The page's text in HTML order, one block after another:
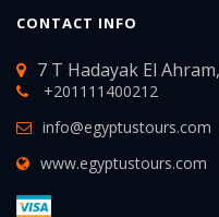
CONTACT INFO
7 T Hadayak El
+201111400212
info@egyptustours.com
www.egyptustours.com